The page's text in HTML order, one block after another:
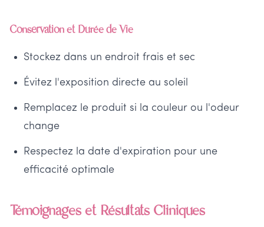
Conservation et Durée de Vie
Stockez dans un endroit frais et sec
Évitez l'exposition directe au soleil
Remplacez le produit si la couleur ou l'odeur
change
Respectez la date d'expiration pour une
efficacité optimale
Témoignages et Résultats Cliniques